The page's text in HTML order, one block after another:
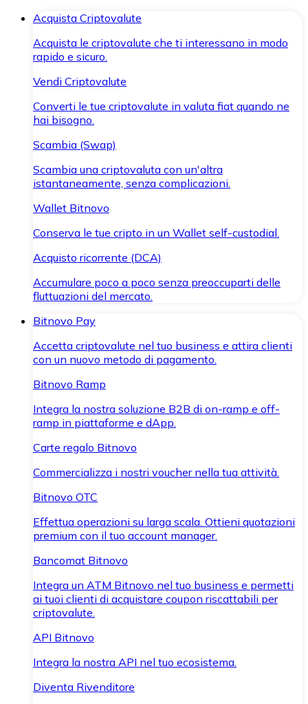
Acquista Criptovalute
Acquista le criptovalute che ti interessano in modo
rapido e sicuro.
Vendi Criptovalute
Converti le tue criptovalute in valuta fiat quando ne
hai bisogno.
Scambia (Swap)
Scambia una criptovaluta con un'altra
istantaneamente, senza complicazioni.
Wallet Bitnovo
Conserva le tue cripto in un Wallet self-custodial.
Acquisto ricorrente (DCA)
Accumulare poco a poco senza preoccuparti delle
fluttuazioni del mercato.
Bitnovo Pay
Accetta criptovalute nel tuo business e attira clienti
con un nuovo metodo di pagamento.
Bitnovo Ramp
Integra la nostra soluzione B2B di on-ramp e off-
ramp in piattaforme e dApp.
Carte regalo Bitnovo
Commercializza i nostri voucher nella tua attività.
Bitnovo OTC
Effettua operazioni su larga scala. Ottieni quotazioni
premium con il tuo account manager.
Bancomat Bitnovo
Integra un ATM Bitnovo nel tuo business e permetti
ai tuoi clienti di acquistare coupon riscattabili per
criptovalute.
API Bitnovo
Integra la nostra API nel tuo ecosistema.
Diventa Rivenditore